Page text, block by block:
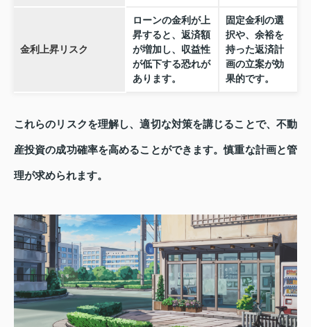
金利上昇リスク
ローンの金利が上
昇すると、返済額
が増加し、収益性
が低下する恐れが
あります。
固定金利の選
択や、余裕を
持った返済計
画の立案が効
果的です。
これらのリスクを理解し、適切な対策を講じることで、不動
産投資の成功確率を高めることができます。慎重な計画と管
理が求められます。